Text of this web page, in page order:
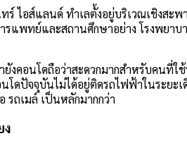
ร์ ไอส์แลนด์ ทำเลตั้งอยู่บริเวณเชิงส
แพทย์และสถานศึกษาอย่าง โรงพยาบ
ยังคอนโดถือว่าสะดวกมากสำหรับคนที่
โดปัจจุบันไม่ได้อยู่ติดรถไฟฟ้าในระยะ
รถเมล์ เป็นหลักมากกว่า
ง